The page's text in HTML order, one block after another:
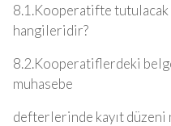
8.1.Kooperatifte
8.2.Kooperatiflerdeki
muhasebe
defterlerinde kayıt düzeni